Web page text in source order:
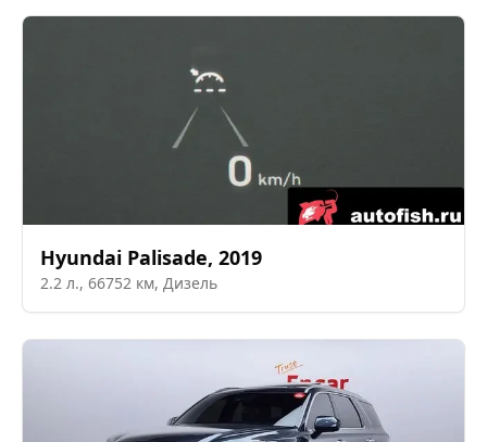
Hyundai Palisade, 2019
2.2 л., 66752 км, Дизель